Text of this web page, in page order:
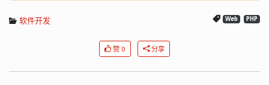
软件开发 Web PHP
赞 0 分享